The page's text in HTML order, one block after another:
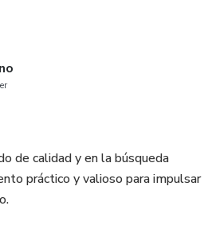
de calidad y en la búsqueda
práctico y valioso para impulsar